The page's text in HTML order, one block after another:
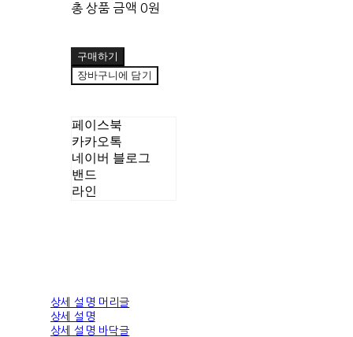
총 상품 금액 0원
구매하기
장바구니에 담기
페이스북
카카오톡
네이버 블로그
밴드
라인
상세 설명 머리글
상세 설명
상세 설명 바닥글